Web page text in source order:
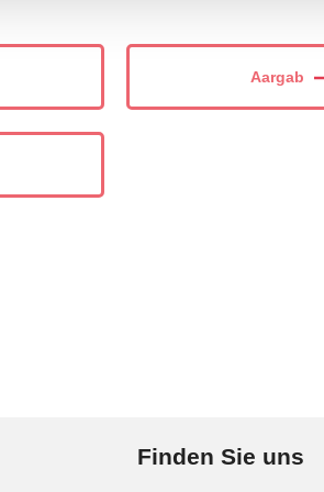
Aargab
Finden Sie uns